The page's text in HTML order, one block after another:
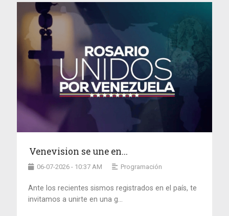
Venevision se une en...
06-07-2026 - 10:37 AM Programación
Ante los recientes sismos registrados en el país, te
invitamos a unirte en una g...